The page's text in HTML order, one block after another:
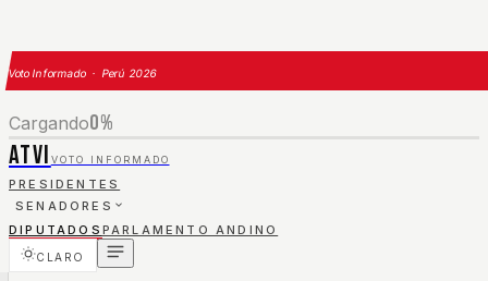
Voto Informado · Perú 2026
Cargando0%
ATVI VOTO INFORMADO
PRESIDENTES
SENADORES
DIPUTADOS PARLAMENTO ANDINO
CLARO